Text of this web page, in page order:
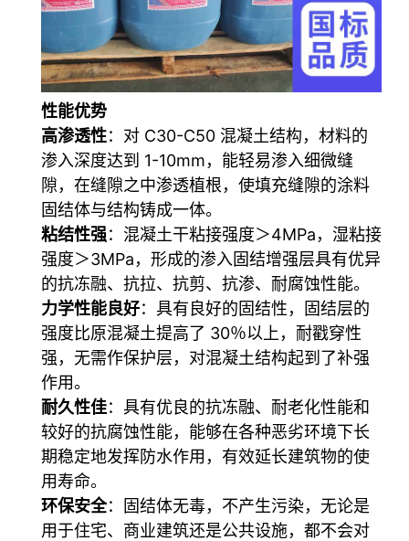
性能优势
高渗透性：对 C30-C50 混凝土结构，材料的
渗入深度达到 1-10mm，能轻易渗入细微缝
隙，在缝隙之中渗透植根，使填充缝隙的涂料
固结体与结构铸成一体。
粘结性强：混凝土干粘接强度＞4MPa，湿粘接
强度＞3MPa，形成的渗入固结增强层具有优异
的抗冻融、抗拉、抗剪、抗渗、耐腐蚀性能。
力学性能良好：具有良好的固结性，固结层的
强度比原混凝土提高了 30％以上，耐戳穿性
强，无需作保护层，对混凝土结构起到了补强
作用。
耐久性佳：具有优良的抗冻融、耐老化性能和
较好的抗腐蚀性能，能够在各种恶劣环境下长
期稳定地发挥防水作用，有效延长建筑物的使
用寿命。
环保安全：固结体无毒，不产生污染，无论是
用于住宅、商业建筑还是公共设施，都不会对